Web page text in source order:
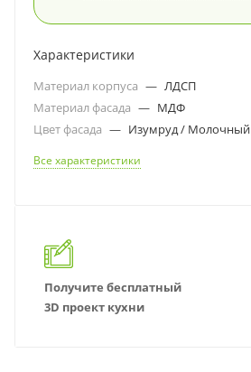
Характеристики
Материал корпуса — ЛДСП
Материал фасада — МДФ
Цвет фасада — Изумруд / Молочный
Все характеристики
Получите бесплатный
3D проект кухни